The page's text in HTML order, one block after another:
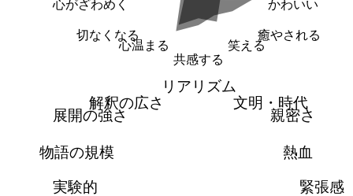
かわいい
癒やされる
笑える
共感する
心温まる
切なくなる
心がざわめく
リアリズム
文明・時代
親密さ
熱血
緊張感
実験的
物語の規模
展開の強さ
解釈の広さ